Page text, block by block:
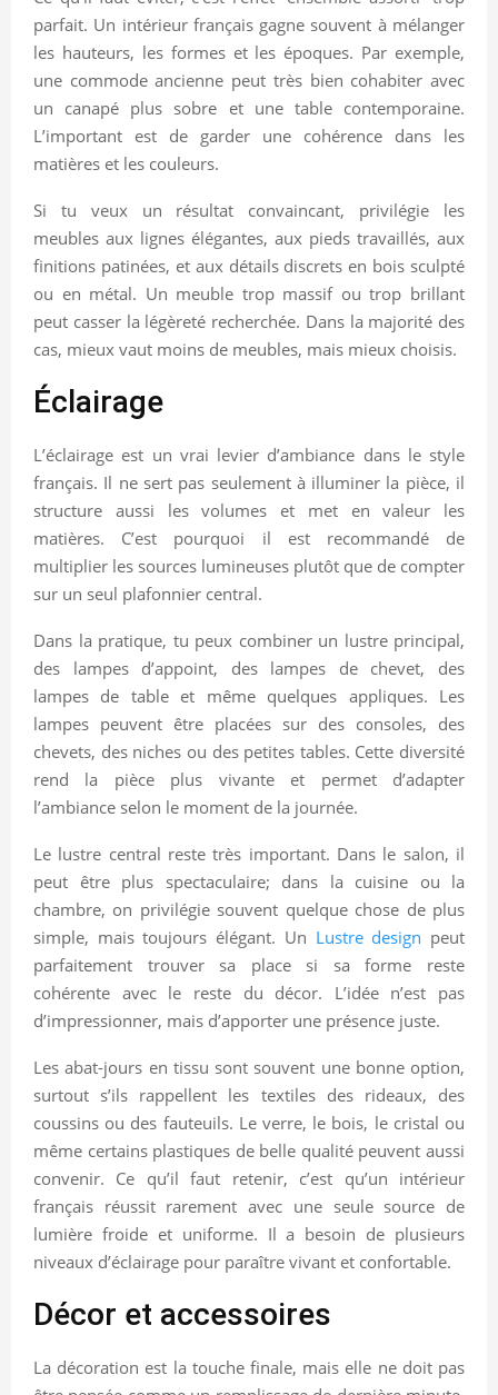
parfait. Un intérieur français gagne souvent à mélanger
les hauteurs, les formes et les époques. Par exemple,
une commode ancienne peut très bien cohabiter avec
un canapé plus sobre et une table contemporaine.
L’important est de garder une cohérence dans les
matières et les couleurs.
Si tu veux un résultat convaincant, privilégie les
meubles aux lignes élégantes, aux pieds travaillés, aux
finitions patinées, et aux détails discrets en bois sculpté
ou en métal. Un meuble trop massif ou trop brillant
peut casser la légèreté recherchée. Dans la majorité des
cas, mieux vaut moins de meubles, mais mieux choisis.
Éclairage
L’éclairage est un vrai levier d’ambiance dans le style
français. Il ne sert pas seulement à illuminer la pièce, il
structure aussi les volumes et met en valeur les
matières. C’est pourquoi il est recommandé de
multiplier les sources lumineuses plutôt que de compter
sur un seul plafonnier central.
Dans la pratique, tu peux combiner un lustre principal,
des lampes d’appoint, des lampes de chevet, des
lampes de table et même quelques appliques. Les
lampes peuvent être placées sur des consoles, des
chevets, des niches ou des petites tables. Cette diversité
rend la pièce plus vivante et permet d’adapter
l’ambiance selon le moment de la journée.
Le lustre central reste très important. Dans le salon, il
peut être plus spectaculaire; dans la cuisine ou la
chambre, on privilégie souvent quelque chose de plus
simple, mais toujours élégant. Un Lustre design peut
parfaitement trouver sa place si sa forme reste
cohérente avec le reste du décor. L’idée n’est pas
d’impressionner, mais d’apporter une présence juste.
Les abat-jours en tissu sont souvent une bonne option,
surtout s’ils rappellent les textiles des rideaux, des
coussins ou des fauteuils. Le verre, le bois, le cristal ou
même certains plastiques de belle qualité peuvent aussi
convenir. Ce qu’il faut retenir, c’est qu’un intérieur
français réussit rarement avec une seule source de
lumière froide et uniforme. Il a besoin de plusieurs
niveaux d’éclairage pour paraître vivant et confortable.
Décor et accessoires
La décoration est la touche finale, mais elle ne doit pas